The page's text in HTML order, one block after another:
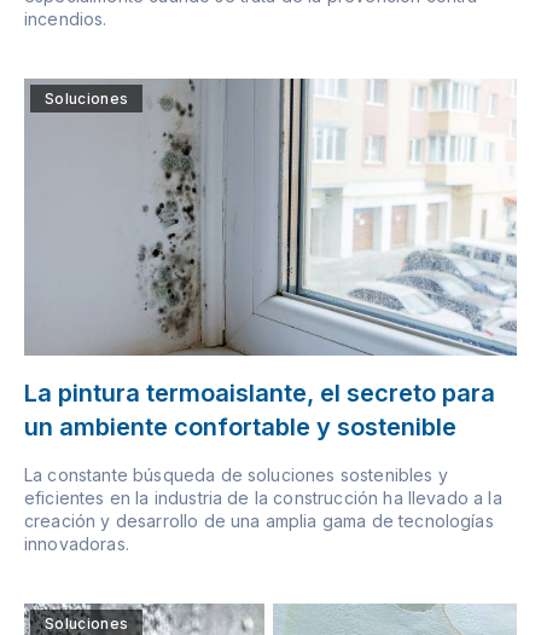
incendios.
Soluciones
La pintura termoaislante, el secreto para
un ambiente confortable y sostenible
La constante búsqueda de soluciones sostenibles y
eficientes en la industria de la construcción ha llevado a la
creación y desarrollo de una amplia gama de tecnologías
innovadoras.
Soluciones